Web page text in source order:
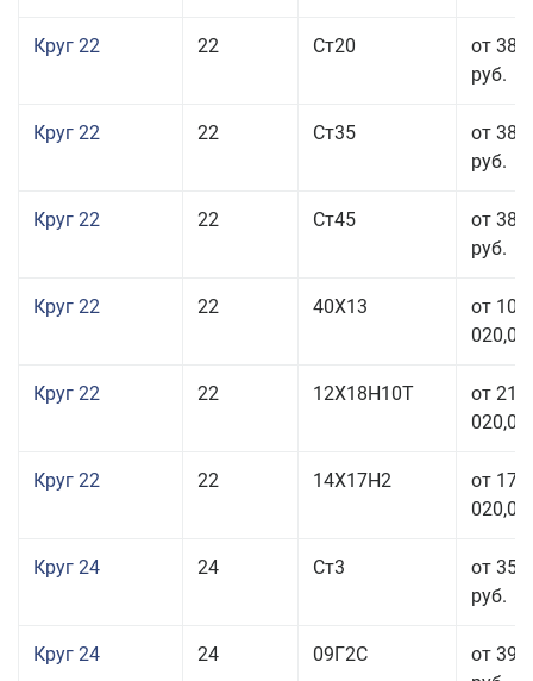
Круг 22 22 Ст20
от 38
руб.
Круг 22 22 Ст35
от 38
руб.
Круг 22 22 Ст45
от 38
руб.
Круг 22 22 40Х13
от 103
020,00
Круг 22 22 12Х18Н10Т
от 210
020,00
Круг 22 22 14Х17Н2
от 175
020,00
Круг 24 24 Ст3
от 35
руб.
Круг 24 24 09Г2С
от 39